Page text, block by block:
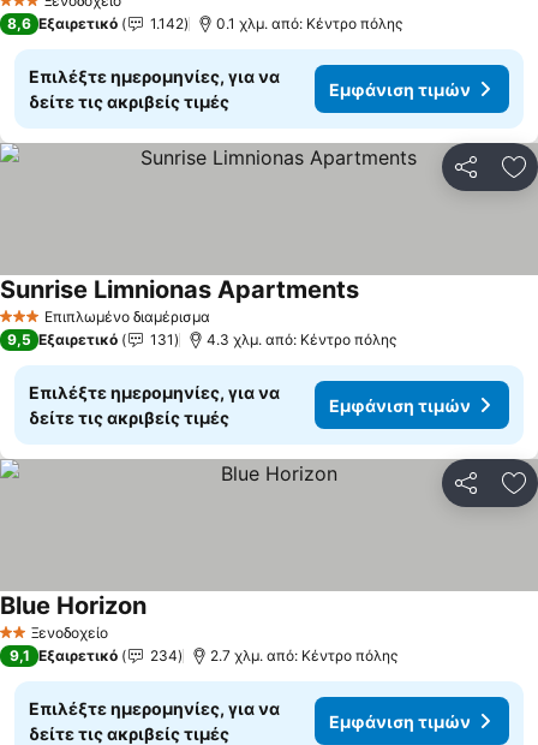
3 Αστέρια
8,6 Εξαιρετικό 1.142 0.1 χλμ. από: Κέντρο πόλης
Επιλέξτε ημερομηνίες, για να
δείτε τις ακριβείς τιμές
Εμφάνιση τιμών
3 ΑστέριαΕπιπλωμένο διαμέρισμα
Sunrise Limnionas Apartments
9,5 Εξαιρετικό 131 4.3 χλμ. από: Κέντρο πόλης
Επιλέξτε ημερομηνίες, για να
δείτε τις ακριβείς τιμές
Εμφάνιση τιμών
2 ΑστέριαΞενοδοχείο
Blue Horizon
9,1 Εξαιρετικό 234 2.7 χλμ. από: Κέντρο πόλης
Επιλέξτε ημερομηνίες, για να
δείτε τις ακριβείς τιμές
Εμφάνιση τιμών